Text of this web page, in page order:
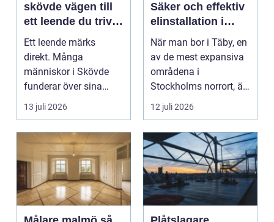
skövde vägen till
ett leende du trivs
med
Ett leende märks
direkt. Många
människor i Skövde
funderar över sina
tänder, men skjuter
upp att gör...
13 juli 2026
Säker och effektiv
elinstallation i
norrort
När man bor i Täby, en
av de mest expansiva
områdena i
Stockholms norrort, är
b...
12 juli 2026